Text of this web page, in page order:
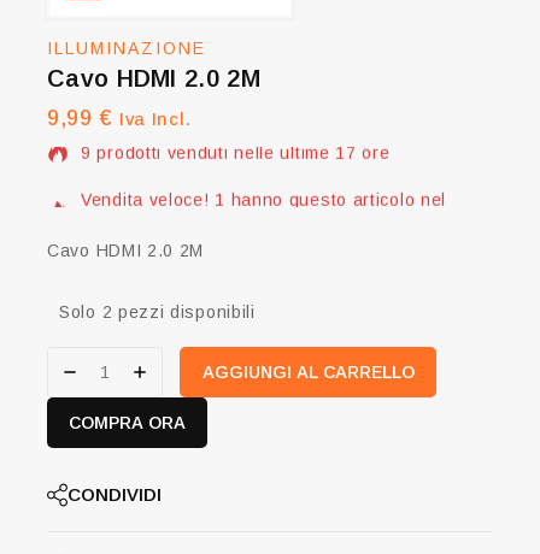
ILLUMINAZIONE
Cavo HDMI 2.0 2M
9,99 € Iva Incl.
9 prodotti venduti nelle ultime 17 ore
Vendita veloce! 1 hanno questo articolo nel
carrello
Cavo HDMI 2.0 2M
Solo 2 pezzi disponibili
AGGIUNGI AL CARRELLO
COMPRA ORA
CONDIVIDI